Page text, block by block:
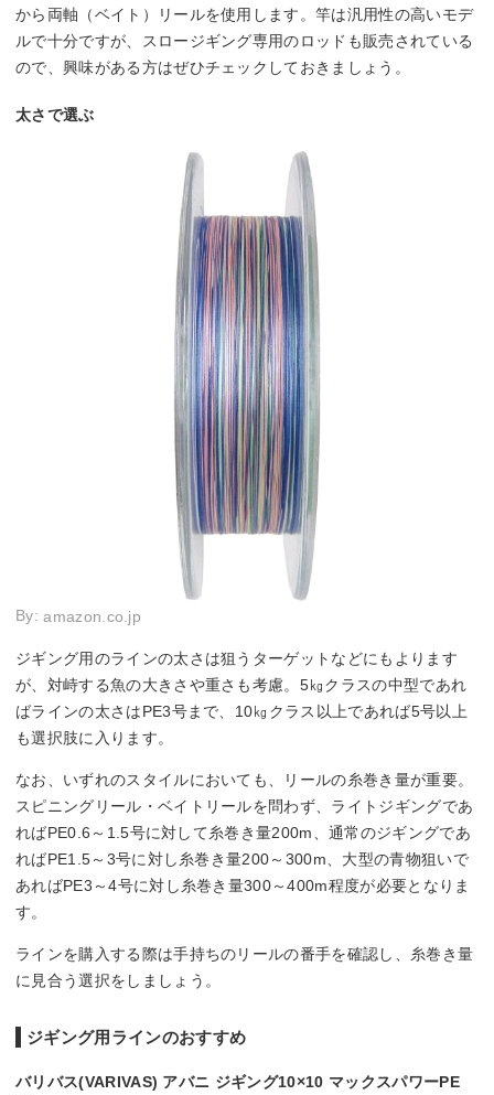
から両軸（ベイト）リールを使用します。竿は汎用性の高いモデ
ルで十分ですが、スロージギング専用のロッドも販売されている
ので、興味がある方はぜひチェックしておきましょう。
太さで選ぶ
By:amazon.co.jp
ジギング用のラインの太さは狙うターゲットなどにもよります
が、対峙する魚の大きさや重さも考慮。5㎏クラスの中型であれ
ばラインの太さはPE3号まで、10㎏クラス以上であれば5号以上
も選択肢に入ります。
なお、いずれのスタイルにおいても、リールの糸巻き量が重要。
スピニングリール・ベイトリールを問わず、ライトジギングであ
ればPE0.6～1.5号に対して糸巻き量200m、通常のジギングであ
ればPE1.5～3号に対し糸巻き量200～300m、大型の青物狙いで
あればPE3～4号に対し糸巻き量300～400m程度が必要となりま
す。
ラインを購入する際は手持ちのリールの番手を確認し、糸巻き量
に見合う選択をしましょう。
ジギング用ラインのおすすめ
バリバス(VARIVAS) アバニ ジギング10×10 マックスパワーPE